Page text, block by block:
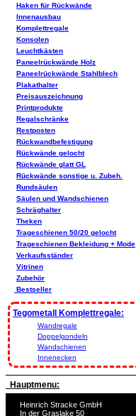
Haken für Rückwände
Innenausbau
Komplettregale
Konsolen
Leuchtkästen
Paneelrückwände Holz
Paneelrückwände Stahlblech
Plakathalter
Preisauszeichnung
Printprodukte
Regalschränke
Restposten
Rückwandbefestigung
Rückwände gelocht
Rückwände glatt GL
Rückwände sonstige u. Zubeh.
Rundsäulen
Säulen und Wandschienen
Schräghalter
Theken
Trageschienen 50/20 gelocht
Trageschienen Bekleidung + Mode
Verkaufsständer
Vitrinen
Zubehör
Bestseller
Tegometall Komplettregale:
Wandregale
Doppelgondeln
Wandschienen
Innenecken
Hauptmenu:
Heinrich Stracke GmbH
In der Graslake 50